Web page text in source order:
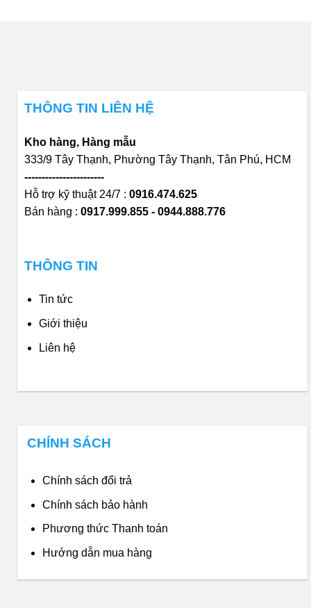
THÔNG TIN LIÊN HỆ
Kho hàng, Hàng mẫu
333/9 Tây Thạnh, Phường Tây Thạnh, Tân Phú, HCM
-----------------------
Hỗ trợ kỹ thuật 24/7 : 0916.474.625
Bán hàng : 0917.999.855 - 0944.888.776
THÔNG TIN
Tin tức
Giới thiệu
Liên hệ
CHÍNH SÁCH
Chính sách đổi trả
Chính sách bảo hành
Phương thức Thanh toán
Hướng dẫn mua hàng